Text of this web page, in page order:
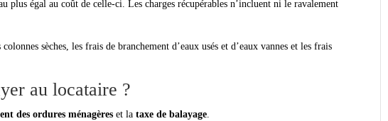
plus égal au coût de celle-ci. Les charges récupérables n’incluent ni le ravalement
sèches, les frais de branchement d’eaux usés et d’eaux vannes et les frais
au locataire ?
des ordures ménagères et lataxe de balayage.